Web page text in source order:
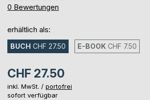
0%
0 Bewertungen
erhältlich als:
BUCH CHF 27.50 E-BOOK CHF 7.50
CHF 27.50
inkl. MwSt. / portofrei
sofort verfügbar